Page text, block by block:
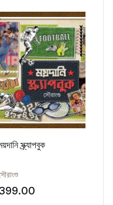
স্ক্র্যাপবুক